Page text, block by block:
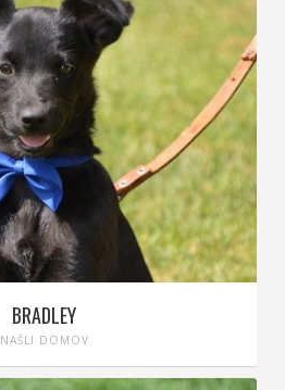
BRADLEY
NAŠLI DOMOV